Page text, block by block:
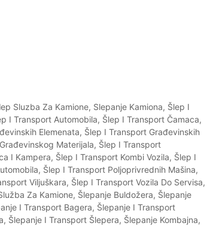
Sluzba Za Kamione, Slepanje Kamiona, Šlep I
I Transport Automobila, Šlep I Transport Čamaca,
Elemenata, Šlep I Transport Građevinskih
Materijala, Šlep I Transport
I Kampera, Šlep I Transport Kombi Vozila, Šlep I
, Šlep I Transport Poljoprivrednih Mašina,
Viljuškara, Šlep I Transport Vozila Do Servisa,
Za Kamione, Šlepanje Buldožera, Šlepanje
I Transport Bagera, Šlepanje I Transport
, Šlepanje I Transport Šlepera, Šlepanje Kombajna,